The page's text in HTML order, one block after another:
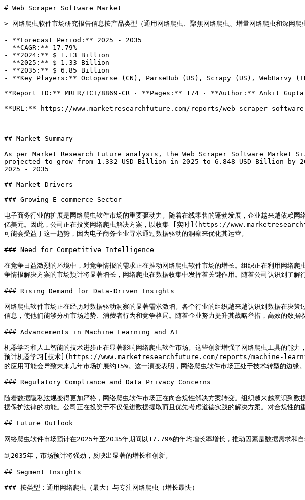
# Web Scraper Software Market
> 网络爬虫软件市场研究报告信息按产品类型（通用网络爬虫、聚焦网络爬虫、增量网络爬虫和深网
- **Forecast Period:** 2025 - 2035
- **CAGR:** 17.79%
- **2024:** $ 1.13 Billion
- **2025:** $ 1.33 Billion
- **2035:** $ 6.85 Billion
- **Key Players:** Octoparse (CN), ParseHub (US), Scrapy (US),
**Report ID:** MRFR/ICT/8869-CR · **Pages:** 174 · **Author:** Ankit
**URL:** https://www.marketresearchfuture.com/reports/web-scraper-
---
## Market Summary
As per Market Research Future analysis, the Web Scraper Software
projected to grow from 1.332 USD Billion in 2025 to 6.848 USD Billion by
2025 - 2035
## Market Drivers
### Growing E-commerce Sector
电子商务行业的扩展是网络爬虫软件市场的重要驱动力。随着在线零售的蓬勃发展，企业越来越依赖
亿美元。因此，公司正在投资网络爬虫解决方案，以收集 [实时](https://
可能会受益于这一趋势，因为电子商务企业寻求通过数据驱动的洞察来优化其运营。
### Need for Competitive Intelligence
在竞争日益激烈的环境中，对竞争情报的需求正在推动网络爬虫软件市场的增长。组织正在利用网络
争情报解决方案的市场预计将显著增长，网络爬虫在数据收集中发挥着关键作用。随着公司认识到了
### Rising Demand for Data-Driven Insights
网络爬虫软件市场正在经历对数据驱动洞察的显著需求激增。各个行业的组织越来越认识到数据在决
信息，使他们能够分析市场趋势、消费者行为和竞争格局。随着企业努力提升其战略举措，高效的数
### Advancements in Machine Learning and AI
机器学习和人工智能的技术进步正在显著影响网络爬虫软件市场。这些创新增强了网络爬虫工具的能
预计机器学习[技术](https://www.marketresearchfuture.com/reports/machine-learning-
的应用可能会导致未来几年市场扩展约15%。这一演变表明，网络爬虫软件市场正处于技术转型的边缘。
### Regulatory Compliance and Data Privacy Concerns
随着数据隐私法规变得更加严格，网络爬虫软件市场正在向合规性解决方案转变。组织越来越意识到
据保护法律的功能。公司正在投资于不仅促进数据提取而且优先考虑道德实践的解决方案。对合规性
## Future Outlook
网络爬虫软件市场预计在2025年至2035年期间以17.79%的年均增长率增长，推动因素是数据需求和自
到2035年，市场预计将强劲，反映出显著的增长和创新。
## Segment Insights
### 按类型：通用网络爬虫（最大）与专注网络爬虫（增长最快）